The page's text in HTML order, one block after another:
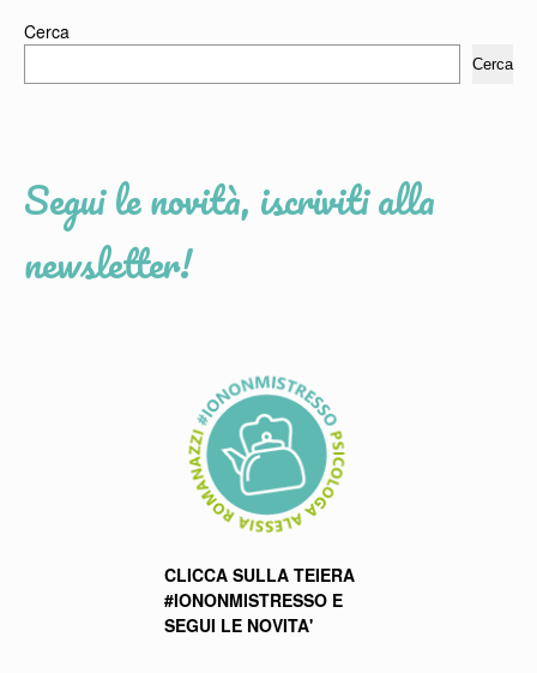
Cerca
Cerca
Segui le novità, iscriviti alla
newsletter!
CLICCA SULLA TEIERA
#IONONMISTRESSO E
SEGUI LE NOVITA'